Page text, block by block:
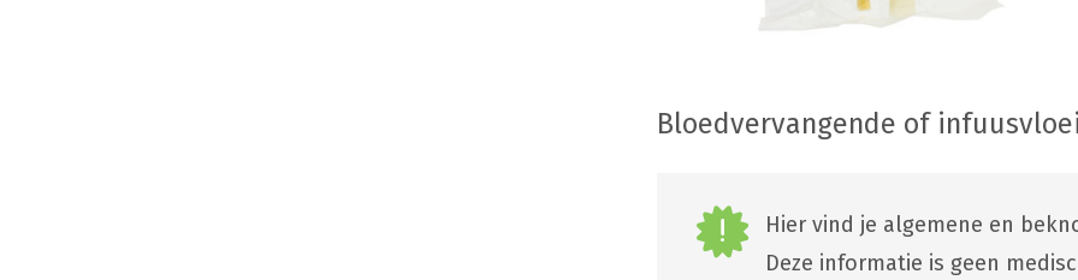
Bloedvervangende of
Hier vind je algemene en
Deze informatie is geen